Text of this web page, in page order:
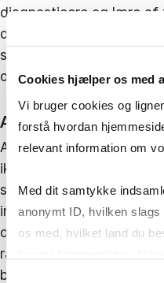
Cookies hjælper os med
Vi bruger cookies og
forstå hvordan
relevant information om
Med dit samtykke
anonymt ID, hvilken
os med, hvilket land du
Samtykkevalg
diagnosticere og lære af
der blot tænker i “fail
spilder ressourcer, lidt
og håbe, at noget
AI redder os ikke fra
AI vil forandre store dele
ikke kompensere for
snævre exploration-
incitamenter.
der forstår
rammer for udforskning
baseret på evidens –